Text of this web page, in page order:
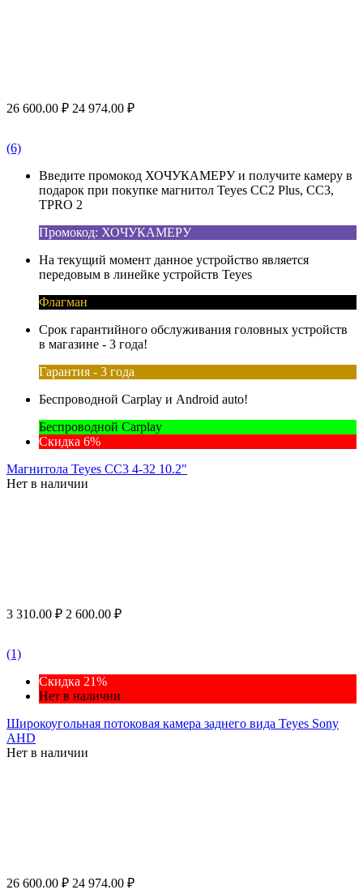
26 600.00 ₽ 24 974.00 ₽
(6)
Введите промокод ХОЧУКАМЕРУ и получите камеру в
подарок при покупке магнитол Teyes CC2 Plus, CC3,
TPRO 2
Промокод: ХОЧУКАМЕРУ
На текущий момент данное устройство является
передовым в линейке устройств Teyes
Флагман
Срок гарантийного обслуживания головных устройств
в магазине - 3 года!
Гарантия - 3 года
Беспроводной Carplay и Android auto!
Беспроводной Carplay
Скидка 6%
Магнитола Teyes CC3 4-32 10.2"
Нет в наличии
3 310.00 ₽ 2 600.00 ₽
(1)
Скидка 21%
Нет в наличии
Широкоугольная потоковая камера заднего вида Teyes Sony
AHD
Нет в наличии
26 600.00 ₽ 24 974.00 ₽